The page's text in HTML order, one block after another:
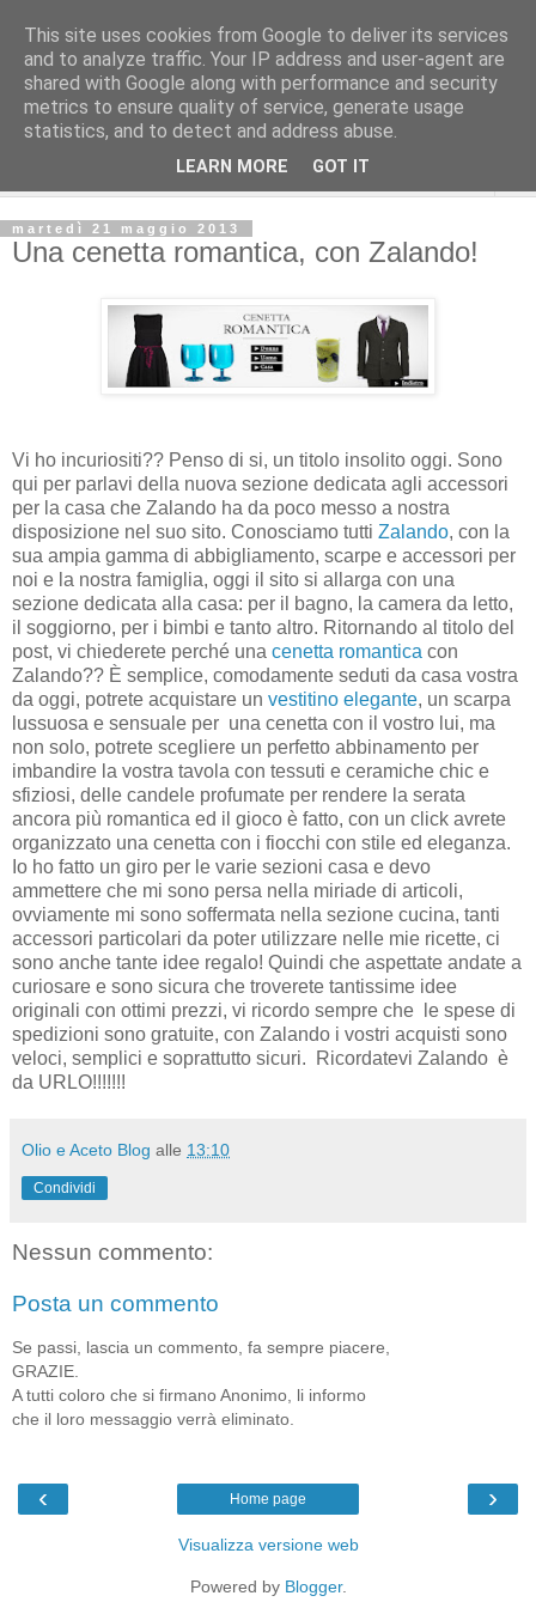
martedì 21 maggio 2013
Una cenetta romantica, con Zalando!
Vi ho incuriositi?? Penso di si, un titolo insolito oggi. Sono
qui per parlavi della nuova sezione dedicata agli accessori
per la casa che Zalando ha da poco messo a nostra
disposizione nel suo sito. Conosciamo tutti Zalando, con la
sua ampia gamma di abbigliamento, scarpe e accessori per
noi e la nostra famiglia, oggi il sito si allarga con una
sezione dedicata alla casa: per il bagno, la camera da letto,
il soggiorno, per i bimbi e tanto altro. Ritornando al titolo del
post, vi chiederete perché una cenetta romantica con
Zalando?? È semplice, comodamente seduti da casa vostra
da oggi, potrete acquistare un vestitino elegante, un scarpa
lussuosa e sensuale per una cenetta con il vostro lui, ma
non solo, potrete scegliere un perfetto abbinamento per
imbandire la vostra tavola con tessuti e ceramiche chic e
sfiziosi, delle candele profumate per rendere la serata
ancora più romantica ed il gioco è fatto, con un click avrete
organizzato una cenetta con i fiocchi con stile ed eleganza.
Io ho fatto un giro per le varie sezioni casa e devo
ammettere che mi sono persa nella miriade di articoli,
ovviamente mi sono soffermata nella sezione cucina, tanti
accessori particolari da poter utilizzare nelle mie ricette, ci
sono anche tante idee regalo! Quindi che aspettate andate a
curiosare e sono sicura che troverete tantissime idee
originali con ottimi prezzi, vi ricordo sempre che le spese di
spedizioni sono gratuite, con Zalando i vostri acquisti sono
veloci, semplici e soprattutto sicuri. Ricordatevi Zalando è
da URLO!!!!!!!
Olio e Aceto Blog alle 13:10
Condividi
Nessun commento:
Posta un commento
Se passi, lascia un commento, fa sempre piacere,
GRAZIE.
A tutti coloro che si firmano Anonimo, li informo
che il loro messaggio verrà eliminato.
‹ ›
Home page
Visualizza versione web
Powered by Blogger.
This site uses cookies from Google to deliver its services
and to analyze traffic. Your IP address and user-agent are
shared with Google along with performance and security
metrics to ensure quality of service, generate usage
statistics, and to detect and address abuse.
LEARN MORE GOT IT